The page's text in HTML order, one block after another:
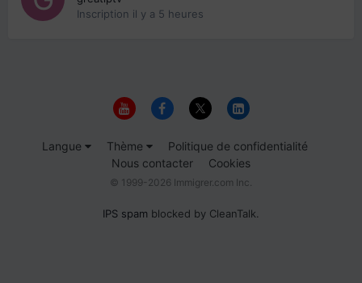
Inscription il y a 5 heures
Langue Thème
Politique de confidentialité
Nous contacter
Cookies
© 1999-2026 Immigrer.com Inc.
IPS spam blocked by CleanTalk.